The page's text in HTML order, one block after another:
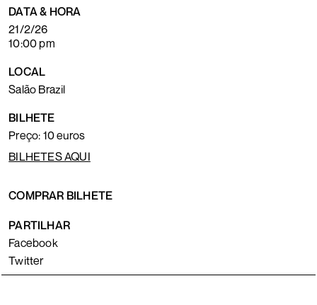
DATA & HORA
21/2/26
10:00 pm
LOCAL
Salão Brazil
BILHETE
Preço: 10 euros
BILHETES AQUI
COMPRAR BILHETE
PARTILHAR
Facebook
Twitter